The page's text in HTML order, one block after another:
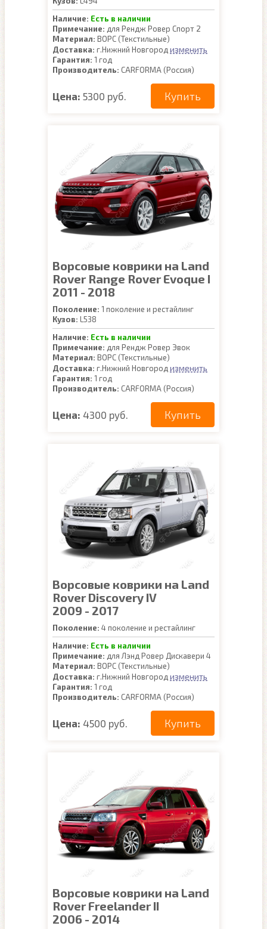
Наличие: Есть в наличии
Примечание: для Рендж Ровер Спорт 2
Материал: ВОРС (Текстильные)
Доставка: г.Нижний Новгород изменить
Гарантия: 1 год
Производитель: CARFORMA (Россия)
Цена: 5300 руб. Купить
Ворсовые коврики на Land
Rover Range Rover Evoque I
2011 - 2018
Поколение: 1 поколение и рестайлинг
Кузов: L538
Наличие: Есть в наличии
Примечание: для Рендж Ровер Эвок
Материал: ВОРС (Текстильные)
Доставка: г.Нижний Новгород изменить
Гарантия: 1 год
Производитель: CARFORMA (Россия)
Цена: 4300 руб. Купить
Ворсовые коврики на Land
Rover Discovery IV
2009 - 2017
Поколение: 4 поколение и рестайлинг
Наличие: Есть в наличии
Примечание: для Лэнд Ровер Дискавери 4
Материал: ВОРС (Текстильные)
Доставка: г.Нижний Новгород изменить
Гарантия: 1 год
Производитель: CARFORMA (Россия)
Цена: 4500 руб. Купить
Ворсовые коврики на Land
Rover Freelander II
2006 - 2014